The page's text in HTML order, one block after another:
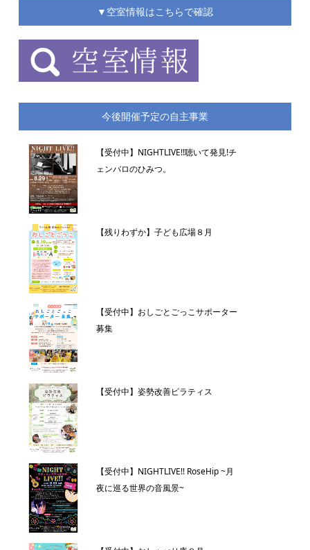
▼空室情報はこちらで確認
今後開催予定の自主事業
【受付中】NIGHTLIVE!!聴いて発見!チ
ェンバロのひみつ。
【残りわずか】子ども広場８月
【受付中】おしごとごっこサポーター
募集
【受付中】姿勢改善ピラティス
【受付中】NIGHTLIVE!! RoseHip ~月
夜に巡る世界の音風景~